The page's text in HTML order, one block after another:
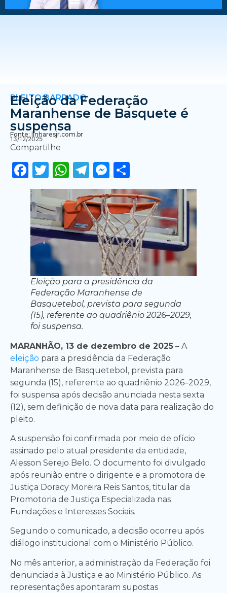
PLEITO BARRADO
Eleição da Federação
Maranhense de Basquete é
suspensa
Fonte: linharesjr.com.br
13/12/2025
Compartilhe
Facebook
Twitter
WhatsApp
Telegram
Messenger
Eleição para a presidência da
Federação Maranhense de
Basquetebol, prevista para segunda
(15), referente ao quadriênio 2026–2029,
foi suspensa.
MARANHÃO, 13 de dezembro de 2025 – A
eleição para a presidência da Federação
Maranhense de Basquetebol, prevista para
segunda (15), referente ao quadriênio 2026–2029,
foi suspensa após decisão anunciada nesta sexta
(12), sem definição de nova data para realização do
pleito.
A suspensão foi confirmada por meio de ofício
assinado pelo atual presidente da entidade,
Alesson Serejo Belo. O documento foi divulgado
após reunião entre o dirigente e a promotora de
Justiça Doracy Moreira Reis Santos, titular da
Promotoria de Justiça Especializada nas
Fundações e Interesses Sociais.
Segundo o comunicado, a decisão ocorreu após
diálogo institucional com o Ministério Público.
No mês anterior, a administração da Federação foi
denunciada à Justiça e ao Ministério Público. As
representações apontaram supostas